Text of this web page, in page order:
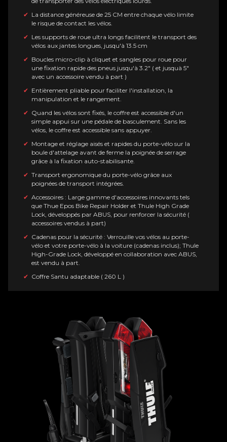
La distance généreuse de 25 CM entre chaque vélo limite
le risque de contact les vélos.
Les supports de roue ultra longs facilitent le transport des
vélos aux jantes longues, jusqu'à 13.5 cm
Boucles micro-clip à cliquet et sangles pour roue pour
une fixation rapide des pneus jusqu'à 3.2" ( et jusquà 5"
avec un accessoire vendu à part )
Entièrement pliable pour faciliter l'installation, la
manipulation et le rangement.
Quand les vélos sont fixés, le coffre est accessible d'un
simple appui sur une pédale de basculement. Sans les
vélos, le coffre est accessible sans appuyer.
Montage et réglage aisés et rapides du porte-vélo sur la
boule d'attelage avant de ferme la poignée de serrage
grâce à la fixation auto-stabilisante.
Transport ergonomique du porte-vélo grâce aux
poignées de transport intégrées.
Accessoires : Large gamme d'accessoires innovants tels
que Thue Epos Bike Repair Holder et Thule High Grade
Lock, développés par ABUS, pour renforcer la sécurité (
accessoires vendus à part)
Cadenas pour la sécurité : Verrouille vos vélos au porte-
vélo et votre porte-vélo à la voiture (cadenas inclus); Thule
High-Grade Lock, développé en collaboration avec ABUS,
est vendu à part.
Coffre Santu adaptable ( 260 L )